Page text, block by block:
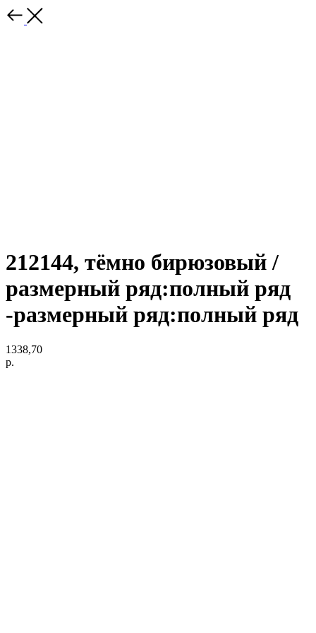
212144, тёмно бирюзовый /
размерный ряд:полный ряд
-размерный ряд:полный ряд
1338,70
р.